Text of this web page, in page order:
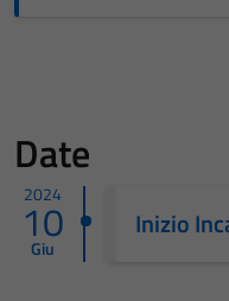
Date
2024
10
Giu
Inizio